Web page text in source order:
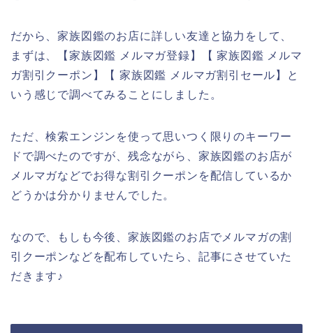
だから、家族図鑑のお店に詳しい友達と協力をして、
まずは、【家族図鑑 メルマガ登録】【 家族図鑑 メルマ
ガ割引クーポン】【 家族図鑑 メルマガ割引セール】と
いう感じで調べてみることにしました。
ただ、検索エンジンを使って思いつく限りのキーワー
ドで調べたのですが、残念ながら、家族図鑑のお店が
メルマガなどでお得な割引クーポンを配信しているか
どうかは分かりませんでした。
なので、もしも今後、家族図鑑のお店でメルマガの割
引クーポンなどを配布していたら、記事にさせていた
だきます♪